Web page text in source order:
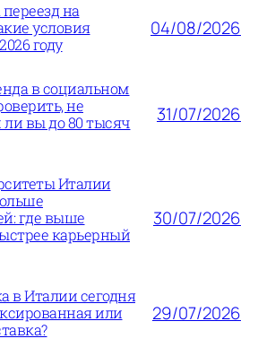
переезд на
условия
году
04/08/2026
в социальном
не
вы до 80 тысяч
31/07/2026
Италии
где выше
карьерный
30/07/2026
в Италии сегодня
или
29/07/2026